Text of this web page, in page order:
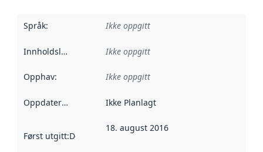
Språk: Ikke oppgitt
Innholdsleverandører :
Ikke oppgitt
Opphav: Ikke oppgitt
Oppdateringsfrekvens :
Ikke Planlagt
Først utgitt:Denne datoen sier når dataene i dette
18. august 2016